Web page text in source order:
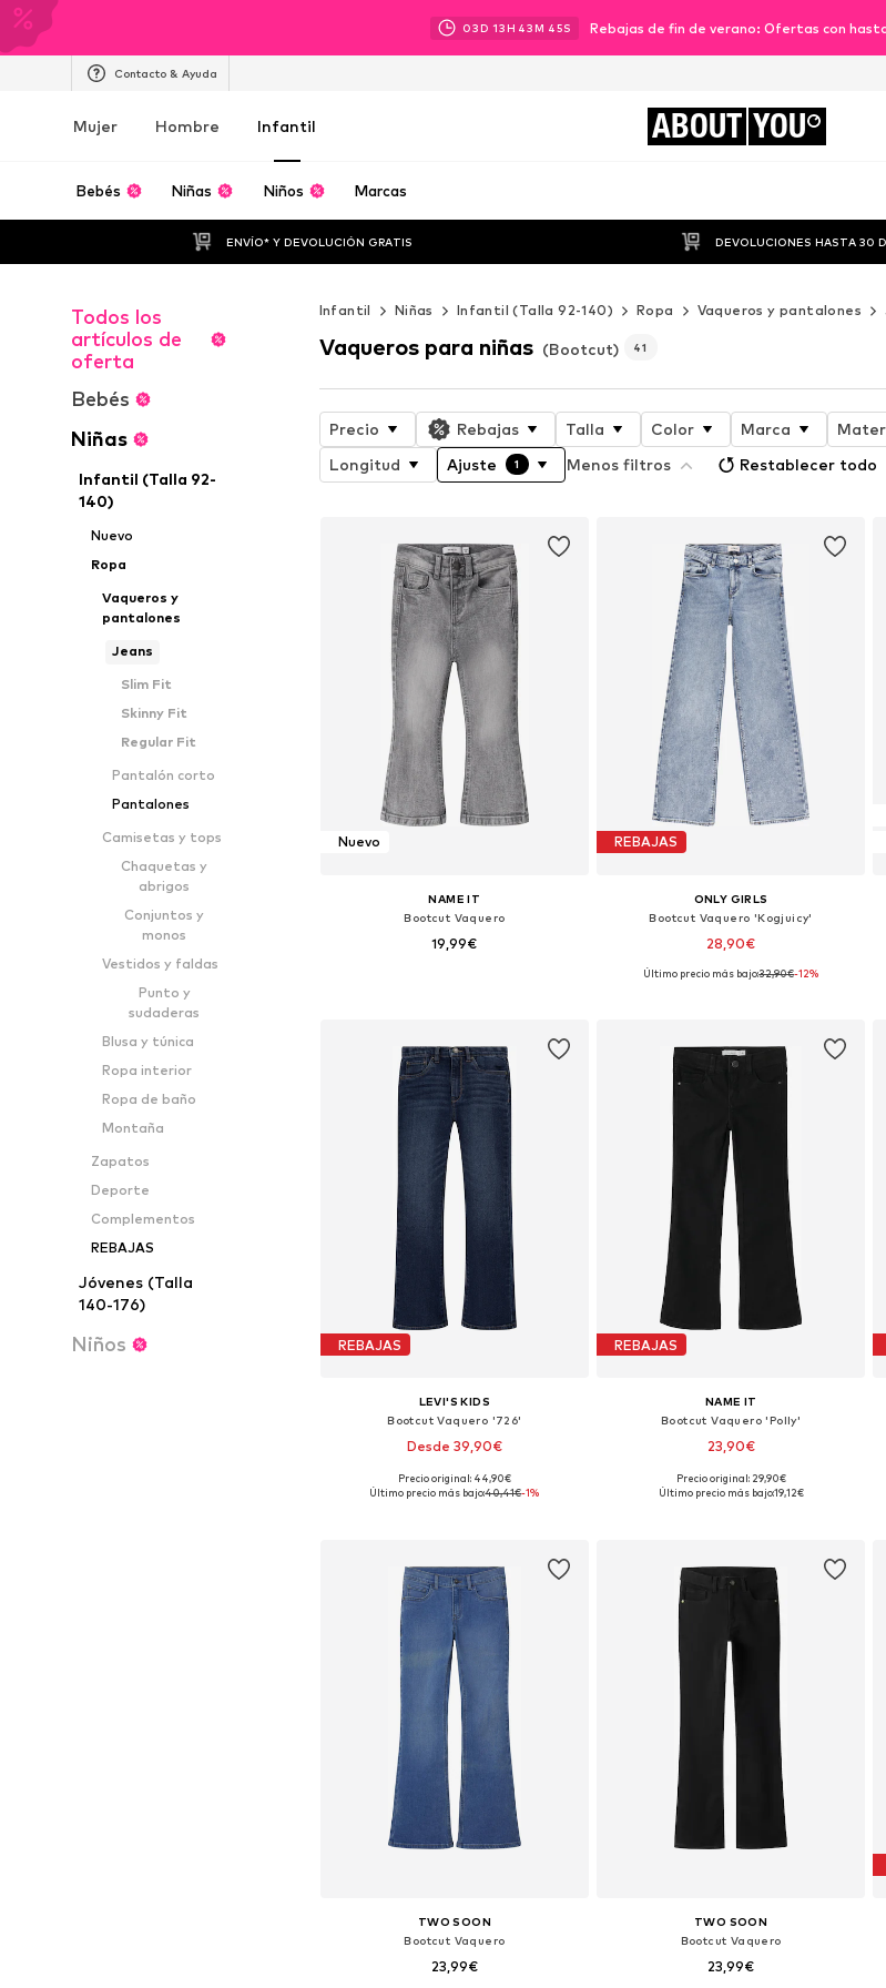
03D 13H 43M 43S Rebajas de fin de verano: Ofertas con
Contacto & Ayuda
Mujer Hombre Infantil ABOUT YOU
Bebés Niñas Niños Marcas
ENVÍO* Y DEVOLUCIÓN GRATIS DEVOLUCIONES HASTA 30
Todos los
artículos de
oferta
Bebés
Niñas
Infantil (Talla 92-
140)
Nuevo
Ropa
Vaqueros y
pantalones
Jeans
Slim Fit
Skinny Fit
Regular Fit
Pantalón corto
Pantalones
Camisetas y tops
Chaquetas y
abrigos
Conjuntos y
monos
Vestidos y faldas
Punto y
sudaderas
Blusa y túnica
Ropa interior
Ropa de baño
Montaña
Zapatos
Deporte
Complementos
REBAJAS
Jóvenes (Talla
140-176)
Niños
Infantil Niñas Infantil (Talla 92-140) Ropa Vaqueros y pantalones
Vaqueros para niñas (Bootcut) 41
Precio Rebajas Talla Color Marca
Longitud
Ajuste 1 Menos filtros Restablecer todo
Nuevo
NAME IT
Bootcut Vaquero
19,99€
REBAJAS
ONLY GIRLS
Bootcut Vaquero 'Kogjuicy'
28,90€
Disponible en muchas tallas
Último precio más bajo:32,90€-12%
REBAJAS
LEVI'S KIDS
Bootcut Vaquero '726'
Desde 39,90€
Disponible en muchas tallas
Precio original: 44,90€
Último precio más bajo:40,41€-1%
REBAJAS
NAME IT
Bootcut Vaquero 'Polly'
23,90€
+4
Disponible en muchas tallas
Precio original: 29,90€
Último precio más bajo:19,12€
TWO SOON
Bootcut Vaquero
23,99€
TWO SOON
Bootcut Vaquero
23,99€